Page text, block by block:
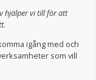
hjälper vi till för att
igång med och
som vill